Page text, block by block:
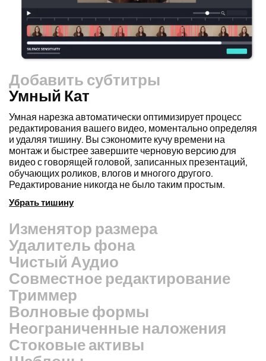
Добавить субтитры
Умный Кат
Изменятор размера
Перерабатывайте видео быстрее и делайте их более
профессиональными с помощью нашей функции Resize
Canvas! Всего за несколько кликов вы можете взять
одно видео и настроить его под нужный размер для
любой платформы, будь то TikTok, YouTube, Instagram,
Twitter, Linkedin или что-либо еще.
Изменить размер видео
Удалитель фона
Чистый Аудио
Совместное редактирование
Триммер
Волновые формы
Неограниченные наложения
Стоковые активы
Шаблоны